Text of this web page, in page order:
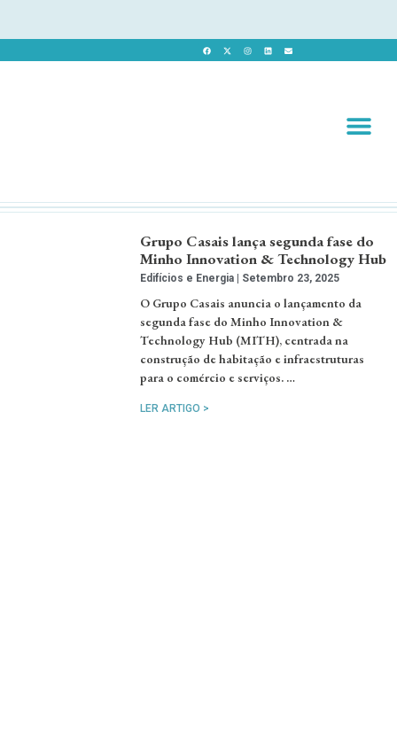
Grupo Casais lança segunda fase do
Minho Innovation & Technology Hub
Edifícios e Energia Setembro 23, 2025
O Grupo Casais anuncia o lançamento da
segunda fase do Minho Innovation &
Technology Hub (MITH), centrada na
construção de habitação e infraestruturas
para o comércio e serviços. …
LER ARTIGO >